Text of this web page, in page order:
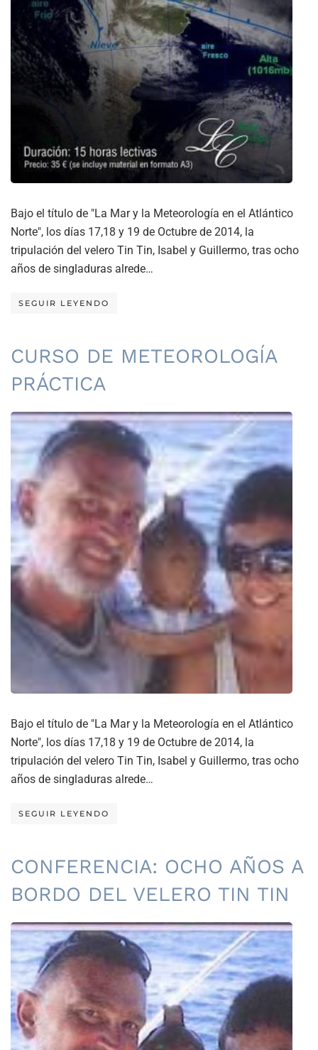
Bajo el título de "La Mar y la Meteorología en el Atlántico
Norte", los días 17,18 y 19 de Octubre de 2014, la
tripulación del velero Tin Tin, Isabel y Guillermo, tras ocho
años de singladuras alrede…
SEGUIR LEYENDO
CURSO DE METEOROLOGÍA
PRÁCTICA
Bajo el título de "La Mar y la Meteorología en el Atlántico
Norte", los días 17,18 y 19 de Octubre de 2014, la
tripulación del velero Tin Tin, Isabel y Guillermo, tras ocho
años de singladuras alrede…
SEGUIR LEYENDO
CONFERENCIA: OCHO AÑOS A
BORDO DEL VELERO TIN TIN